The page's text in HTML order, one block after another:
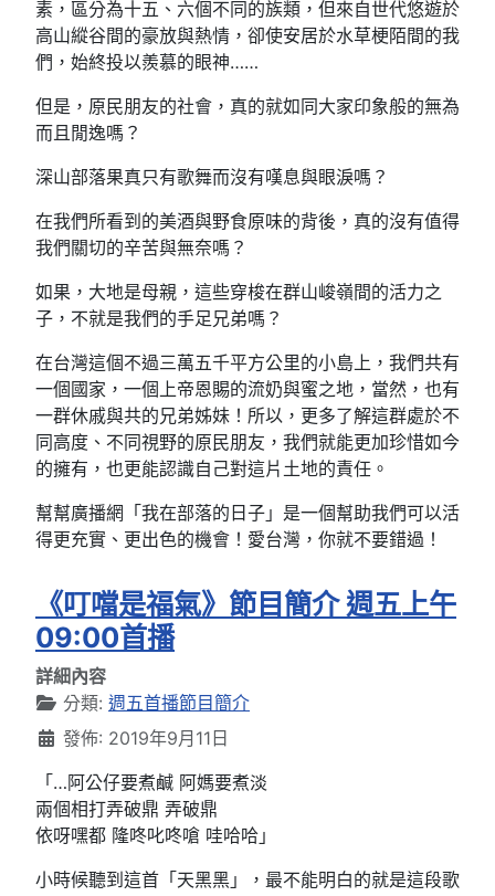
素，區分為十五、六個不同的族類，但來自世代悠遊於
高山縱谷間的豪放與熱情，卻使安居於水草梗陌間的我
們，始終投以羨慕的眼神……
但是，原民朋友的社會，真的就如同大家印象般的無為
而且閒逸嗎？
深山部落果真只有歌舞而沒有嘆息與眼淚嗎？
在我們所看到的美酒與野食原味的背後，真的沒有值得
我們關切的辛苦與無奈嗎？
如果，大地是母親，這些穿梭在群山峻嶺間的活力之
子，不就是我們的手足兄弟嗎？
在台灣這個不過三萬五千平方公里的小島上，我們共有
一個國家，一個上帝恩賜的流奶與蜜之地，當然，也有
一群休戚與共的兄弟姊妹！所以，更多了解這群處於不
同高度、不同視野的原民朋友，我們就能更加珍惜如今
的擁有，也更能認識自己對這片土地的責任。
幫幫廣播網「我在部落的日子」是一個幫助我們可以活
得更充實、更出色的機會！愛台灣，你就不要錯過！
《叮噹是福氣》節目簡介 週五上午
09:00首播
詳細內容
分類: 週五首播節目簡介
發佈: 2019年9月11日
「…阿公仔要煮鹹 阿媽要煮淡
兩個相打弄破鼎 弄破鼎
依呀嘿都 隆咚叱咚嗆 哇哈哈」
小時候聽到這首「天黑黑」，最不能明白的就是這段歌